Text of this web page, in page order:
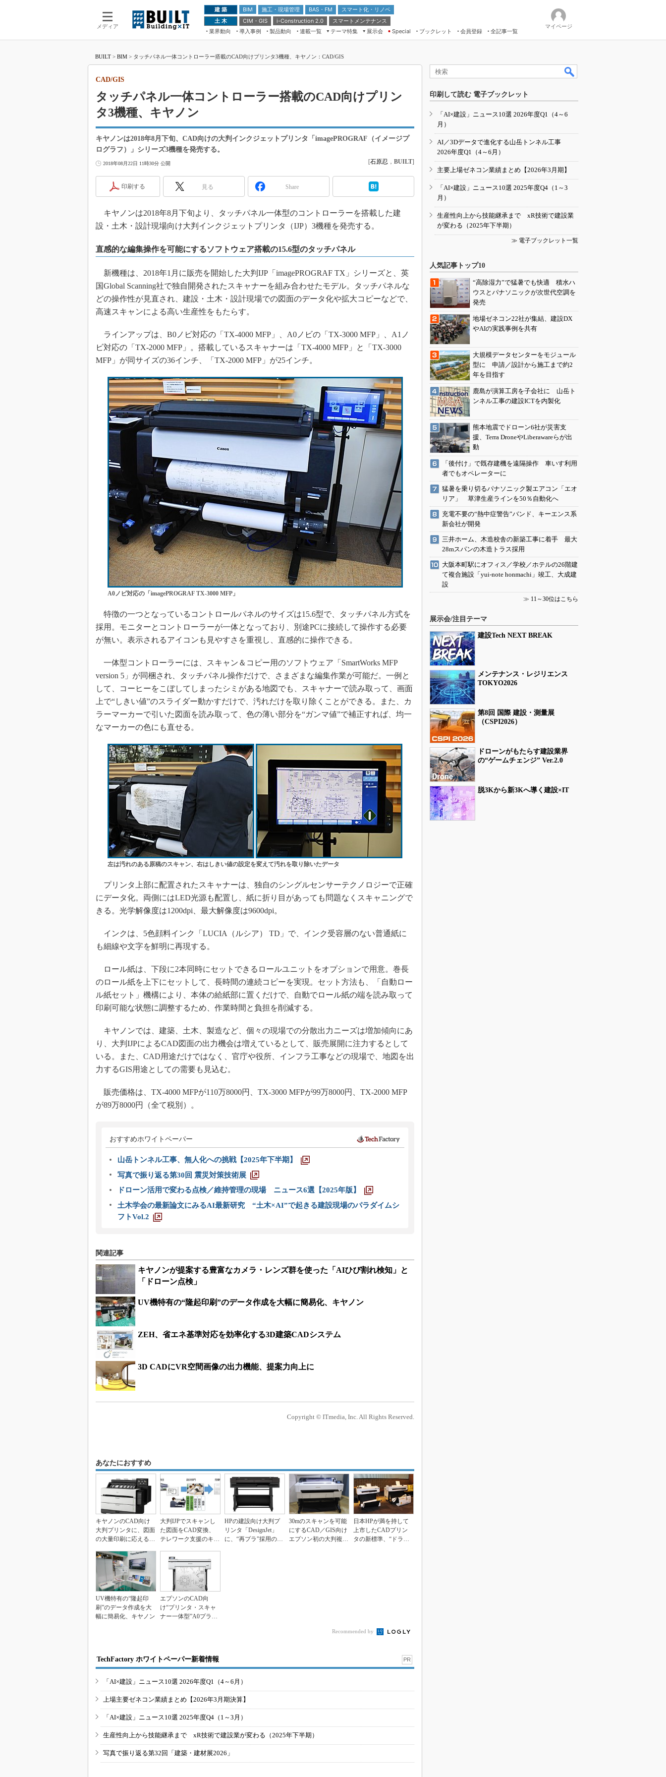
メディア
建 築 BIM 施工・現場管理 BAS・FM
スマート化・リノベ
土 木
CIM・GIS i-Construction 2.0
スマートメンテナンス
業界動向
導入事例 製品動向 連載一覧
テーマ特集
ドローンがもたらす建設業界の“ゲー
ムチェンジ” Ver.2.0
“Society5.0”時代のスマートビル
展示会
第8回 国際 建設・測量展
築・土木・不動産の先端技術展－
メンテナンス・レジリエンスOSAKA
IGAS2018
Special ブックレット 会員登録 全記事一覧
マイページ
BUILT > BIM > タッチパネル一体コントローラー搭載のCAD向けプリンタ3機種、キヤノン：CAD/GIS
タッチパネル一体コントローラー搭載のCAD向けプリン
タ3機種、キヤノン
CAD/GIS
キヤノンは2018年8月下旬、CAD向けの大判インクジェットプリンタ「imagePROGRAF（イメージプ
ログラフ）」シリーズ3機種を発売する。
2018年08月22日 11時30分 公開 [石原忍 ， BUILT]
印刷する 見る Share
キヤノンは2018年8月下旬より、タッチパネル一体型のコントローラーを搭載した建
設・土木・設計現場向け大判インクジェットプリンタ（IJP）3機種を発売する。
直感的な編集操作を可能にするソフトウェア搭載の15.6型のタッチパネル
新機種は、2018年1月に販売を開始した大判IJP「imagePROGRAF TX」シリーズと、英
国Global Scanning社で独自開発されたスキャナーを組み合わせたモデル。タッチパネルな
どの操作性が見直され、建設・土木・設計現場での図面のデータ化や拡大コピーなどで、
高速スキャンによる高い生産性をもたらす。
ラインアップは、B0ノビ対応の「TX-4000 MFP」、A0ノビの「TX-3000 MFP」、A1ノ
ビ対応の「TX-2000 MFP」。搭載しているスキャナーは「TX-4000 MFP」と「TX-3000
MFP」が同サイズの36インチ、「TX-2000 MFP」が25インチ。
A0ノビ対応の「imagePROGRAF TX-3000 MFP」
特徴の一つとなっているコントロールパネルのサイズは15.6型で、タッチパネル方式を
採用。モニターとコントローラーが一体となっており、別途PCに接続して操作する必要
が無い。表示されるアイコンも見やすさを重視し、直感的に操作できる。
一体型コントローラーには、スキャン＆コピー用のソフトウェア「SmartWorks MFP
version 5」が同梱され、タッチパネル操作だけで、さまざまな編集作業が可能だ。一例と
して、コーヒーをこぼしてしまったシミがある地図でも、スキャナーで読み取って、画面
上で“しきい値”のスライダー動かすだけで、汚れだけを取り除くことができる。また、カ
ラーマーカーで引いた図面を読み取って、色の薄い部分を“ガンマ値”で補正すれば、均一
なマーカーの色にも直せる。
左は汚れのある原稿のスキャン、右はしきい値の設定を変えて汚れを取り除いたデータ
プリンタ上部に配置されたスキャナーは、独自のシングルセンサーテクノロジーで正確
にデータ化。両側にはLED光源も配置し、紙に折り目があっても問題なくスキャニングで
きる。光学解像度は1200dpi、最大解像度は9600dpi。
インクは、5色顔料インク「LUCIA（ルシア） TD」で、インク受容層のない普通紙に
も細線や文字を鮮明に再現する。
ロール紙は、下段に2本同時にセットできるロールユニットをオプションで用意。巻長
のロール紙を上下にセットして、長時間の連続コピーを実現。セット方法も、「自動ロー
ル紙セット」機構により、本体の給紙部に置くだけで、自動でロール紙の端を読み取って
印刷可能な状態に調整するため、作業時間と負担を削減する。
キヤノンでは、建築、土木、製造など、個々の現場での分散出力ニーズは増加傾向にあ
り、大判IJPによるCAD図面の出力機会は増えているとして、販売展開に注力するとして
いる。また、CAD用途だけではなく、官庁や役所、インフラ工事などの現場で、地図を出
力するGIS用途としての需要も見込む。
販売価格は、TX-4000 MFPが110万8000円、TX-3000 MFPが99万8000円、TX-2000 MFP
が89万8000円（全て税別）。
おすすめホワイトペーパー
山岳トンネル工事、無人化への挑戦【2025年下半期】
写真で振り返る第30回 震災対策技術展
ドローン活用で変わる点検／維持管理の現場 ニュース6選【2025年版】
土木学会の最新論文にみるAI最新研究 “土木×AI”で起きる建設現場のパラダイムシ
フトVol.2
関連記事
キヤノンが提案する豊富なカメラ・レンズ群を使った「AIひび割れ検知」と
「ドローン点検」
UV機特有の“隆起印刷”のデータ作成を大幅に簡易化、キヤノン
ZEH、省エネ基準対応を効率化する3D建築CADシステム
3D CADにVR空間画像の出力機能、提案力向上に
Copyright © ITmedia, Inc. All Rights Reserved.
あなたにおすすめ
キヤノンのCAD向け
大判プリンタに、図面
の大量印刷に応える新
大判IJPでスキャンし
た図面をCAD変換、
テレワーク支援のキヤ
HPの建設向け大判プ
リンタ「DesignJet」
に、“再プラ”採用のニ
30mのスキャンを可能
にするCAD／GIS向け
エプソン初の大判複合
日本HPが満を持して
上市したCADプリン
タの新標準、“ドライ
UV機特有の“隆起印
刷”のデータ作成を大
幅に簡易化、キヤノン
エプソンのCAD向
け“プリンタ・スキャ
ナー一体型”A0プラス
Recommended by
TechFactory ホワイトペーパー新着情報 PR
「AI×建設」ニュース10選 2026年度Q1（4～6月）
上場主要ゼネコン業績まとめ【2026年3月期決算】
「AI×建設」ニュース10選 2025年度Q4（1～3月）
生産性向上から技能継承まで xR技術で建設業が変わる（2025年下半期）
写真で振り返る第32回「建築・建材展2026」
印刷して読む 電子ブックレット
「AI×建設」ニュース10選 2026年度Q1（4～6
月）
AI／3Dデータで進化する山岳トンネル工事
2026年度Q1（4～6月）
主要上場ゼネコン業績まとめ【2026年3月期】
「AI×建設」ニュース10選 2025年度Q4（1～3
月）
生産性向上から技能継承まで xR技術で建設業
が変わる（2025年下半期）
≫ 電子ブックレット一覧
人気記事トップ10
“高除湿力”で猛暑でも快適 積水ハ
ウスとパナソニックが次世代空調を
発売
地場ゼネコン22社が集結、建設DX
やAIの実践事例を共有
大規模データセンターをモジュール
型に 申請／設計から施工まで約2
年を目指す
鹿島が演算工房を子会社に 山岳ト
ンネル工事の建設ICTを内製化
熊本地震でドローン6社が災害支
援、Terra DroneやLiberawareらが出
動
「後付け」で既存建機を遠隔操作 車いす利用
者でもオペレーターに
猛暑を乗り切るパナソニック製エアコン「エオ
リア」 草津生産ラインを50％自動化へ
充電不要の“熱中症警告”バンド、キーエンス系
新会社が開発
三井ホーム、木造校舎の新築工事に着手 最大
28mスパンの木造トラス採用
大阪本町駅にオフィス／学校／ホテルの26階建
て複合施設「yui-note honmachi」竣工、大成建
設
≫ 11～30位はこちら
展示会/注目テーマ
建設Tech NEXT BREAK
メンテナンス・レジリエンス
TOKYO2026
第8回 国際 建設・測量展
（CSPI2026）
ドローンがもたらす建設業界
の“ゲームチェンジ” Ver.2.0
脱3Kから新3Kへ導く建設×IT